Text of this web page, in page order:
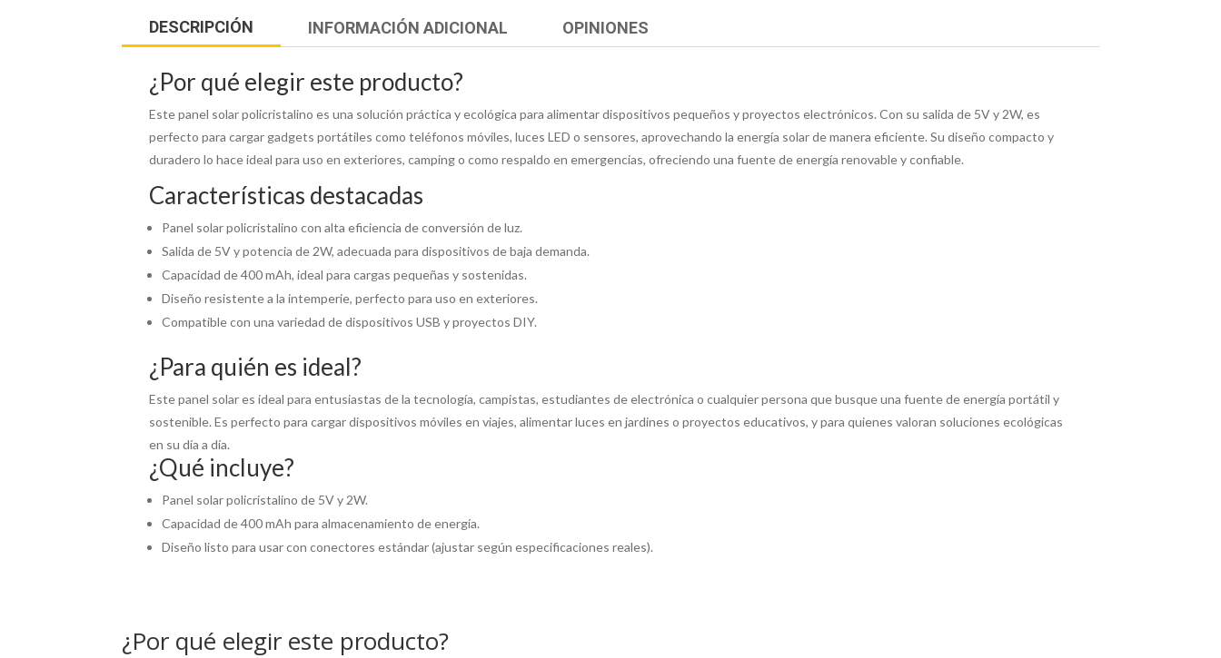
DESCRIPCIÓN INFORMACIÓN ADICIONAL OPINIONES
¿Por qué elegir este producto?
Este panel solar policristalino es una solución práctica y ecológica para alimentar dispositivos pequeños y proyectos electrónicos. Con su salida de 5V y 2W, es
perfecto para cargar gadgets portátiles como teléfonos móviles, luces LED o sensores, aprovechando la energía solar de manera eficiente. Su diseño compacto y
duradero lo hace ideal para uso en exteriores, camping o como respaldo en emergencias, ofreciendo una fuente de energía renovable y confiable.
Características destacadas
Panel solar policristalino con alta eficiencia de conversión de luz.
Salida de 5V y potencia de 2W, adecuada para dispositivos de baja demanda.
Capacidad de 400 mAh, ideal para cargas pequeñas y sostenidas.
Diseño resistente a la intemperie, perfecto para uso en exteriores.
Compatible con una variedad de dispositivos USB y proyectos DIY.
¿Para quién es ideal?
Este panel solar es ideal para entusiastas de la tecnología, campistas, estudiantes de electrónica o cualquier persona que busque una fuente de energía portátil y
sostenible. Es perfecto para cargar dispositivos móviles en viajes, alimentar luces en jardines o proyectos educativos, y para quienes valoran soluciones ecológicas
en su día a día.
¿Qué incluye?
Panel solar policristalino de 5V y 2W.
Capacidad de 400 mAh para almacenamiento de energía.
Diseño listo para usar con conectores estándar (ajustar según especificaciones reales).
¿Por qué elegir este producto?